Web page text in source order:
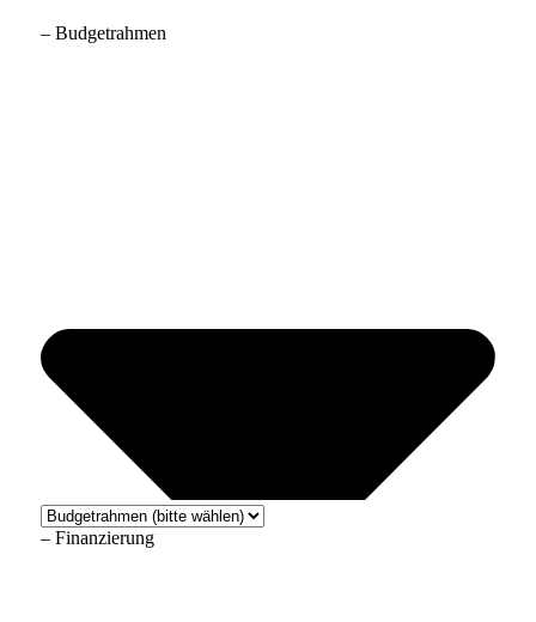
– Budgetrahmen
– Finanzierung